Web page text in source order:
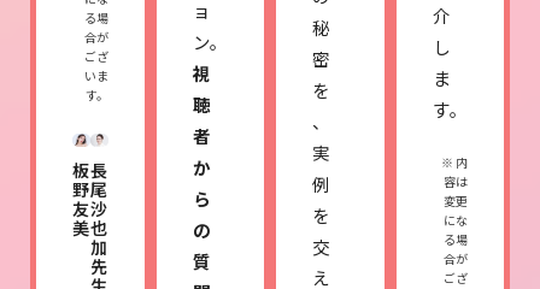
る場
合が
ござ
いま
す。
板
野
友
美
長
尾
沙
也
加
先
ョ
ン。
視
聴
者
か
ら
の
質
秘
密
を
、
実
例
を
交
え
介
し
ま
す。
※ 内
容は
変更
にな
る場
合が
ござ